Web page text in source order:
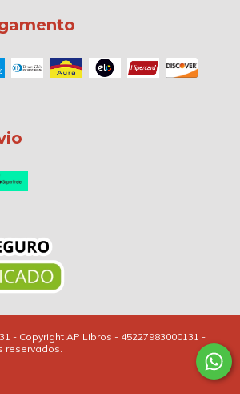
Copyright AP Libros - 45227983000131 -
reservados.